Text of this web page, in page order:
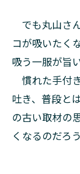
でも丸山さ
コが吸いたく
吸う一服が旨
慣れた手付
吐き、普段と
の古い取材の
くなるのだろう